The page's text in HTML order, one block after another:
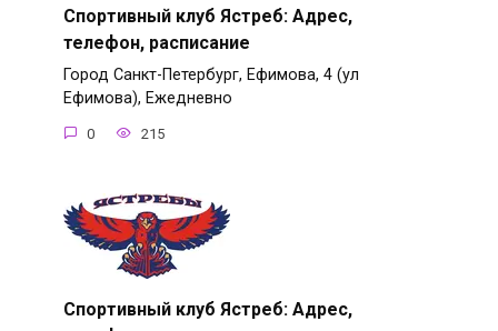
Спортивный клуб Ястреб: Адрес,
телефон, расписание
Город Санкт-Петербург, Ефимова, 4 (ул
Ефимова), Ежедневно
0 215
Спортивный клуб Ястреб: Адрес,